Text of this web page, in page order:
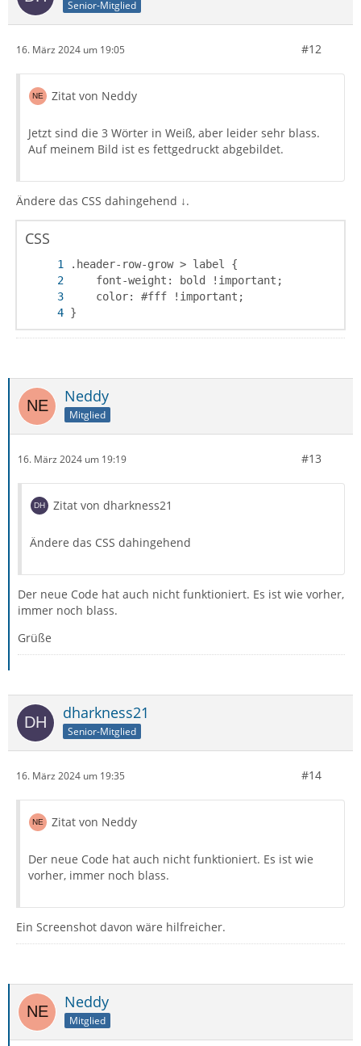
Senior-Mitglied
16. März 2024 um 19:05 #12
Zitat von Neddy
Jetzt sind die 3 Wörter in Weiß, aber leider sehr blass.
Auf meinem Bild ist es fettgedruckt abgebildet.
Ändere das CSS dahingehend ↓.
CSS
}
Neddy
Mitglied
16. März 2024 um 19:19 #13
Zitat von dharkness21
Ändere das CSS dahingehend
Der neue Code hat auch nicht funktioniert. Es ist wie vorher,
immer noch blass.
Grüße
dharkness21
Senior-Mitglied
16. März 2024 um 19:35 #14
Zitat von Neddy
Der neue Code hat auch nicht funktioniert. Es ist wie
vorher, immer noch blass.
Ein Screenshot davon wäre hilfreicher.
Neddy
Mitglied